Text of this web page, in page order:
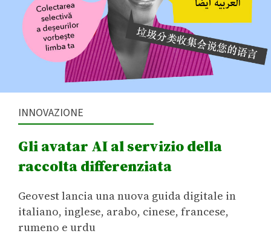
INNOVAZIONE
Gli avatar AI al servizio della
raccolta differenziata
Geovest lancia una nuova guida digitale in
italiano, inglese, arabo, cinese, francese,
rumeno e urdu